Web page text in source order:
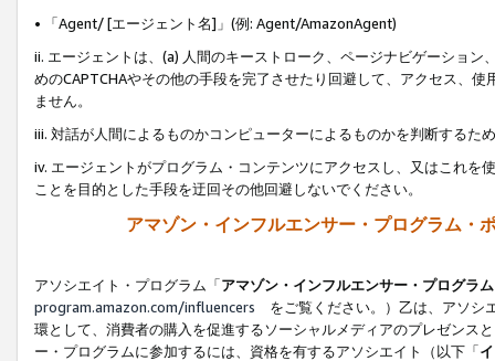
• 「Agent/ [エージェント名]」(例: Agent/AmazonAgent)
ii. エージェントは、(a) 人間のキーストローク、ページナビゲーショ
めのCAPTCHAやその他の手段を完了させたり回避して、アクセス、
ません。
iii. 対話が人間によるものかコンピューターによるものかを判断するた
iv. エージェントがプログラム・コンテンツにアクセスし、又はこれ
ことを目的とした手段を迂回その他回避しないでください。
アマゾン・インフルエンサー・プログラム・
アソシエイト・プログラム「アマゾン・インフルエンサー・プログラム
program.amazon.com/influencers をご覧ください。）乙は、アソシ
環として、消費者の購入を促進するソーシャルメディアのプレゼンス
ー・プログラムに参加するには、資格を有するアソシエイト（以下「